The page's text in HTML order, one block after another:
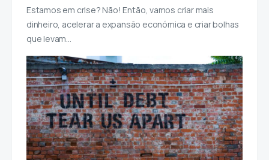
Estamos em crise? Não! Então, vamos criar mais
dinheiro, acelerar a expansão económica e criar bolhas
que levam…